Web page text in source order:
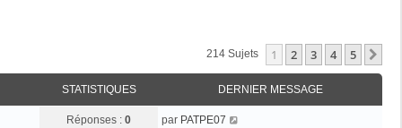
214 Sujets 1 2 3 4 5
STATISTIQUES DERNIER MESSAGE
Réponses : 0
D
par PATPE07